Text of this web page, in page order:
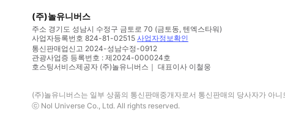
(주)놀유니버스
주소 경기도 성남시 수정구 금토로 70 (금토동, 텐엑스타워)
사업자등록번호 824-81-02515 사업자정보확인
통신판매업신고 2024-성남수정-0912
관광사업증 등록번호 : 제2024-000024호
호스팅서비스제공자 (주)놀유니버스｜ 대표이사 이철웅
(주)놀유니버스는 일부 상품의 통신판매중개자로서 통신판매의 당사자가 아
ⓒ Nol Universe Co., Ltd. All rights reserved.